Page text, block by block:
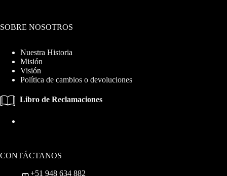
SOBRE NOSOTROS
Nuestra Historia
Misión
Visión
Política de cambios o devoluciones
Libro de Reclamaciones
CONTÁCTANOS
+51 948 634 882